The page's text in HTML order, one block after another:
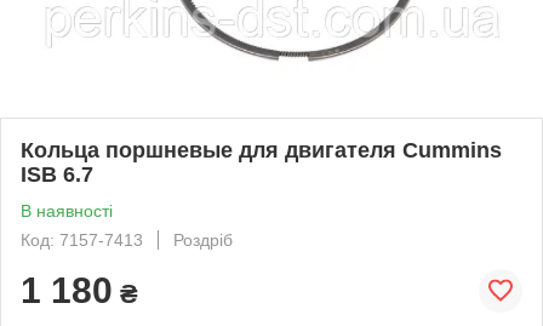
Кольца поршневые для двигателя Cummins
ISB 6.7
В наявності
Код: 7157-7413
Роздріб
1 180 ₴